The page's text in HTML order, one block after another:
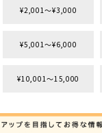
¥2,001〜¥3,000
¥5,001〜¥6,000
¥10,001〜15,000